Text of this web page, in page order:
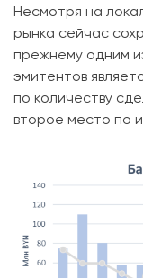
Несмотря на
рынка сейчас
прежнему одним
эмитентов
по количеству
второе место по